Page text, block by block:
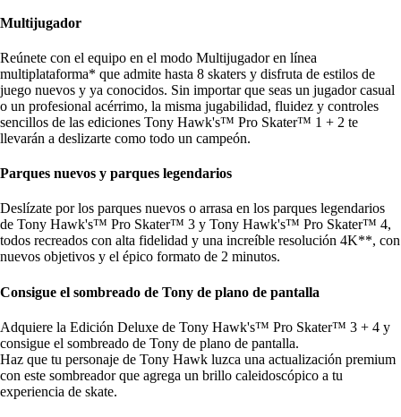
Multijugador
Reúnete con el equipo en el modo Multijugador en línea
multiplataforma* que admite hasta 8 skaters y disfruta de estilos de
juego nuevos y ya conocidos. Sin importar que seas un jugador casual
o un profesional acérrimo, la misma jugabilidad, fluidez y controles
sencillos de las ediciones Tony Hawk's™ Pro Skater™ 1 + 2 te
llevarán a deslizarte como todo un campeón.
Parques nuevos y parques legendarios
Deslízate por los parques nuevos o arrasa en los parques legendarios
de Tony Hawk's™ Pro Skater™ 3 y Tony Hawk's™ Pro Skater™ 4,
todos recreados con alta fidelidad y una increíble resolución 4K**, con
nuevos objetivos y el épico formato de 2 minutos.
Consigue el sombreado de Tony de plano de pantalla
Adquiere la Edición Deluxe de Tony Hawk's™ Pro Skater™ 3 + 4 y
consigue el sombreado de Tony de plano de pantalla.
Haz que tu personaje de Tony Hawk luzca una actualización premium
con este sombreador que agrega un brillo caleidoscópico a tu
experiencia de skate.